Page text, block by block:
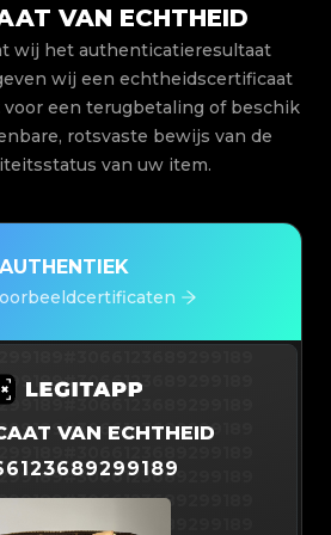
VAN ECHTHEID
wij het authenticatieresultaat
wij een echtheidscertificaat
voor een terugbetaling of beschik
rotsvaste bewijs van de
van uw item.
AUTHENTIEK
#3066123689299189
#3066123689299189
#3066123689299189
#3066123689299189
#3066123689299189
VAN ECHTHEID